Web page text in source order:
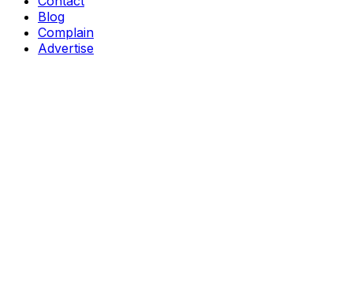
Blog
Complain
Advertise